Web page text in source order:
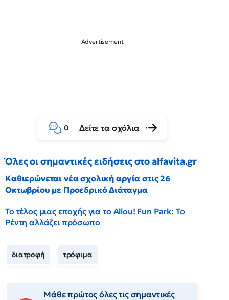
0 Δείτε τα σχόλια
Όλες οι σημαντικές ειδήσεις στο alfavita.gr
Καθιερώνεται νέα σχολική αργία στις 26
Οκτωβρίου με Προεδρικό Διάταγμα
Το τέλος μιας εποχής για το Allou! Fun Park: Το
Ρέντη αλλάζει πρόσωπο
διατροφή τρόφιμα
Μάθε πρώτος όλες τις σημαντικές